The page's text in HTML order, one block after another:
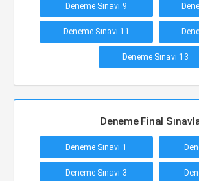
Deneme Sınavı 9
Deneme Sınavı 11
Deneme Sınavı 13
Deneme Final
Deneme Sınavı 1
Deneme Sınavı 3